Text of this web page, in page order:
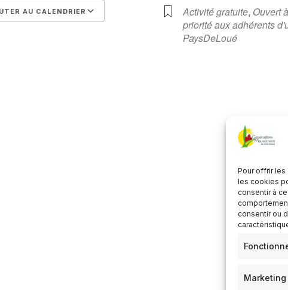
Pour offrir
les cookies
consentir à
consentir ou
Marketing
AU CALENDRIER
Calendrier Google
Activité gratuite, Ouvert
priorité aux adhérents
PaysDeLoué